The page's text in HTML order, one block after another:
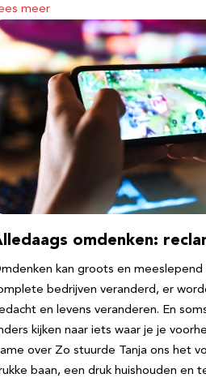
meer
omdenken:
kan groots en meeslepend
bedrijven veranderd, er
en levens veranderen. En
kijken naar iets waar je je
over Zo stuurde Tanja ons het
baan, een druk huishouden en